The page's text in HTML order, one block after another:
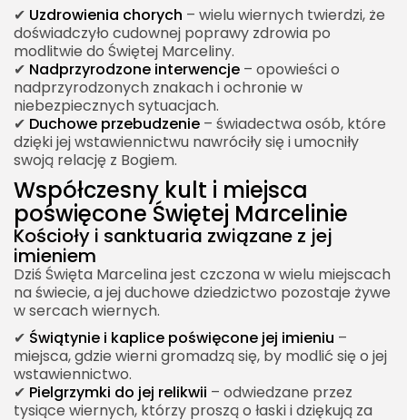
✔ Uzdrowienia chorych – wielu wiernych twierdzi, że
doświadczyło cudownej poprawy zdrowia po
modlitwie do Świętej Marceliny.
✔ Nadprzyrodzone interwencje – opowieści o
nadprzyrodzonych znakach i ochronie w
niebezpiecznych sytuacjach.
✔ Duchowe przebudzenie – świadectwa osób, które
dzięki jej wstawiennictwu nawróciły się i umocniły
swoją relację z Bogiem.
Współczesny kult i miejsca
poświęcone Świętej Marcelinie
Kościoły i sanktuaria związane z jej
imieniem
Dziś Święta Marcelina jest czczona w wielu miejscach
na świecie, a jej duchowe dziedzictwo pozostaje żywe
w sercach wiernych.
✔ Świątynie i kaplice poświęcone jej imieniu –
miejsca, gdzie wierni gromadzą się, by modlić się o jej
wstawiennictwo.
✔ Pielgrzymki do jej relikwii – odwiedzane przez
tysiące wiernych, którzy proszą o łaski i dziękują za